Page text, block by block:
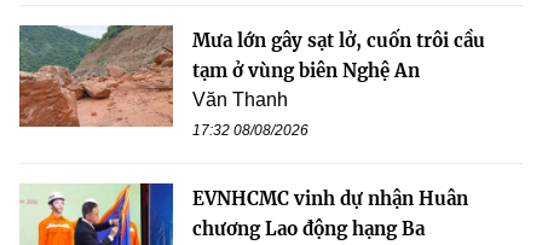
Mưa lớn gây sạt lở, cuốn trôi cầu
tạm ở vùng biên Nghệ An
Văn Thanh
17:32 08/08/2026
EVNHCMC vinh dự nhận Huân
chương Lao động hạng Ba